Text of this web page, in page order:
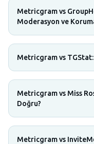
Metricgram vs
Moderasyon ve
Metricgram vs
Metricgram vs Miss
Doğru?
Metricgram vs